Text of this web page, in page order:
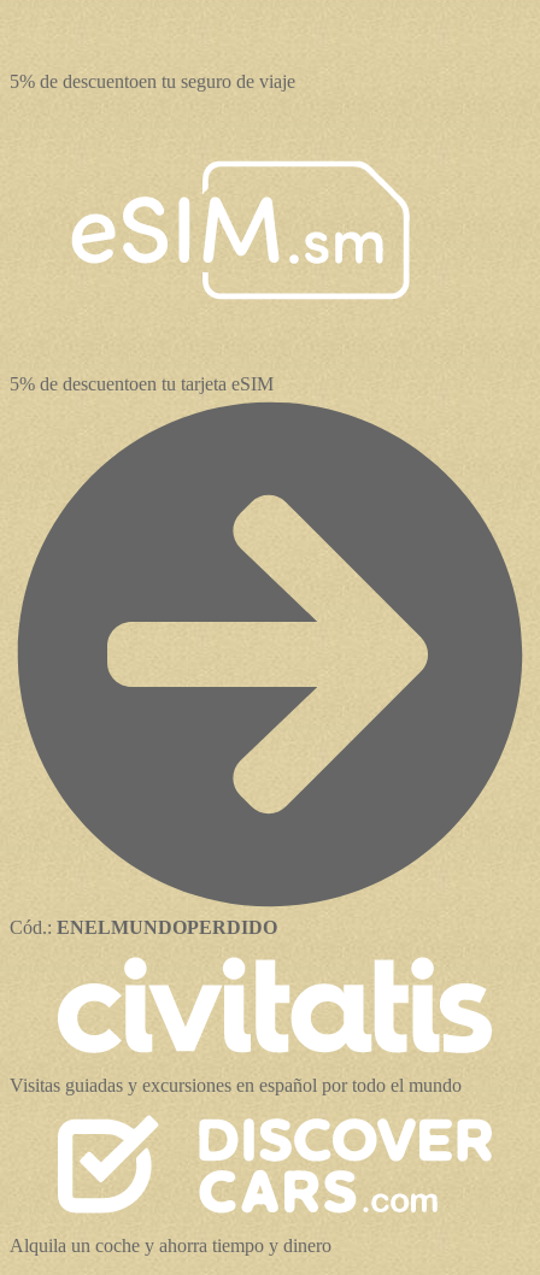
5% de descuentoen tu seguro de viaje
5% de descuentoen tu tarjeta eSIM
Cód.: ENELMUNDOPERDIDO
Visitas guiadas y excursiones en español por todo el mundo
Alquila un coche y ahorra tiempo y dinero